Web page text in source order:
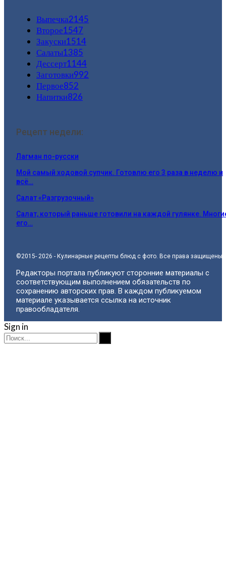
Выпечка2145
Второе1547
Закуски1514
Салаты1385
Дессерт1144
Заготовки992
Первое852
Напитки826
Рецепт недели:
Лагман по-русски
Мой самый ходовой супчик. Готовлю его 3 раза в неделю и
всё…
Салат «Разгрузочный»
Салат, который раньше готовили на каждой гулянке.
его…
©2015- 2026 - Кулинарные рецепты блюд с фото. Все права защищены.
Редакторы портала публикуют сторонние материалы с
соответствующим выполнением обязательств по
сохранению авторских прав. В каждом публикуемом
материале указывается ссылка на источник
правообладателя.
Sign in